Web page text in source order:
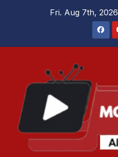
Fri. Aug 7th, 2026